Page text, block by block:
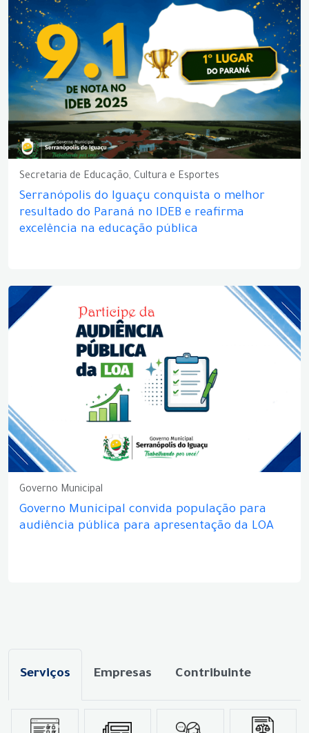
Secretaria de Educação, Cultura e Esportes
Serranópolis do Iguaçu conquista o melhor
resultado do Paraná no IDEB e reafirma
excelência na educação pública
Governo Municipal
Governo Municipal convida população para
audiência pública para apresentação da LOA
Serviços Empresas Contribuinte